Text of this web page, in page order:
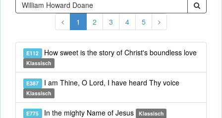
1 2 3 4 5
E112 How sweet is the story of Christ's boundless love
Klassisch
E387 I am Thine, O Lord, I have heard Thy voice
Klassisch
E775 In the mighty Name of Jesus Klassisch